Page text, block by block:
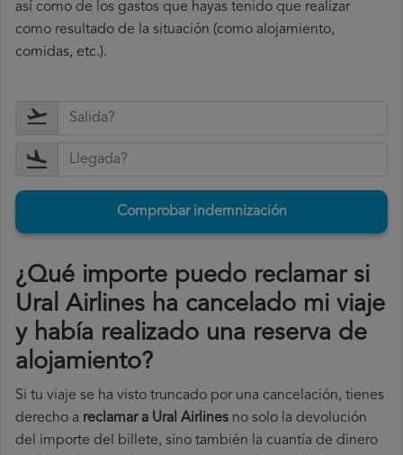
así como de los gastos que hayas tenido que realizar
como resultado de la situación (como alojamiento,
comidas, etc.).
Comprobar indemnización
¿Qué importe puedo reclamar si
Ural Airlines ha cancelado mi viaje
y había realizado una reserva de
alojamiento?
Si tu viaje se ha visto truncado por una cancelación, tienes
derecho a reclamar a Ural Airlines no solo la devolución
del importe del billete, sino también la cuantía de dinero